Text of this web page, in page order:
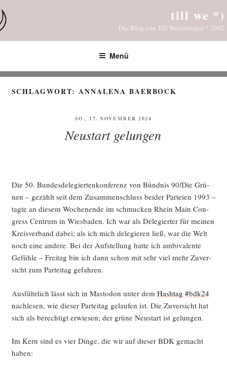
Inhalt
springen
till we *)
Das Blog von Till Westermayer * 2002
Menü
SCHLAGWORT:ANNALENA BAERBOCK
VERÖFFENTLICHT
SO., 17. NOVEMBER 2024
Neustart gelungen
Die 50. Bun­des­de­le­gier­ten­kon­fe­renz von Bünd­nis 90/Die Grü­
nen – gezählt seit dem Zusam­men­schluss bei­der Par­tei­en 1993 –
tag­te an die­sem Wochen­en­de im schmu­cken Rhein Main Con­
gress Cen­trum in Wies­ba­den. Ich war als Dele­gier­ter für mei­nen
Kreis­ver­band dabei; als ich mich dele­gie­ren ließ, war die Welt
noch eine ande­re. Bei der Auf­stel­lung hat­te ich ambi­va­len­te
Gefüh­le – Frei­tag bin ich dann schon mit sehr viel mehr Zuver­
sicht zum Par­tei­tag gefahren.
Aus­führ­lich lässt sich in Mast­o­don unter dem Hash­tag #bdk24
nach­le­sen, wie die­ser Par­tei­tag gelau­fen ist. Die Zuver­sicht hat
sich als berech­tigt erwie­sen; der grü­ne Neu­start ist gelungen.
Im Kern sind es vier Din­ge, die wir auf die­ser BDK gemacht
haben: